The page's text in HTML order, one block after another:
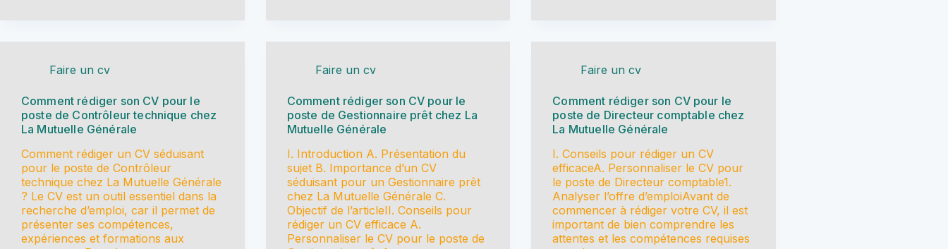
Faire un cv
Comment rédiger son CV pour le
poste de Contrôleur technique chez
La Mutuelle Générale
Comment rédiger un CV séduisant
pour le poste de Contrôleur
technique chez La Mutuelle Générale
? Le CV est un outil essentiel dans la
recherche d’emploi, car il permet de
présenter ses compétences,
expériences et formations aux
Faire un cv
Comment rédiger son CV pour le
poste de Gestionnaire prêt chez La
Mutuelle Générale
I. Introduction A. Présentation du
sujet B. Importance d’un CV
séduisant pour un Gestionnaire prêt
chez La Mutuelle Générale C.
Objectif de l’articleII. Conseils pour
rédiger un CV efficace A.
Personnaliser le CV pour le poste de
Faire un cv
Comment rédiger son CV pour le
poste de Directeur comptable chez
La Mutuelle Générale
I. Conseils pour rédiger un CV
efficaceA. Personnaliser le CV pour
le poste de Directeur comptable1.
Analyser l’offre d’emploiAvant de
commencer à rédiger votre CV, il est
important de bien comprendre les
attentes et les compétences requises